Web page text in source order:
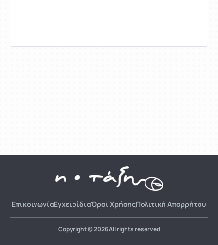
ΕπικοινωνίαΕγχειρίδιαΌροι ΧρήσηςΠολιτική Απορρήτου
Copyright © 2026 All rights reserved